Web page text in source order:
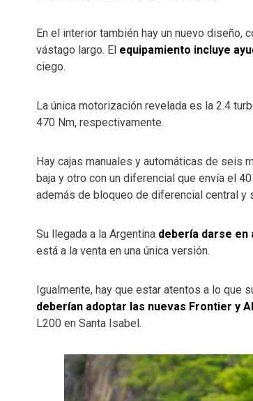
En el interior también hay un nuevo diseño,
vástago largo. El equipamiento incluye
ciego.
La única motorización revelada es la 2.4
470 Nm, respectivamente.
Hay cajas manuales y automáticas de seis
baja y otro con un diferencial que envía el
además de bloqueo de diferencial central y
Su llegada a la Argentina debería darse en
está a la venta en una única versión.
Igualmente, hay que estar atentos a lo que
deberían adoptar las nuevas Frontier y
L200 en Santa Isabel.